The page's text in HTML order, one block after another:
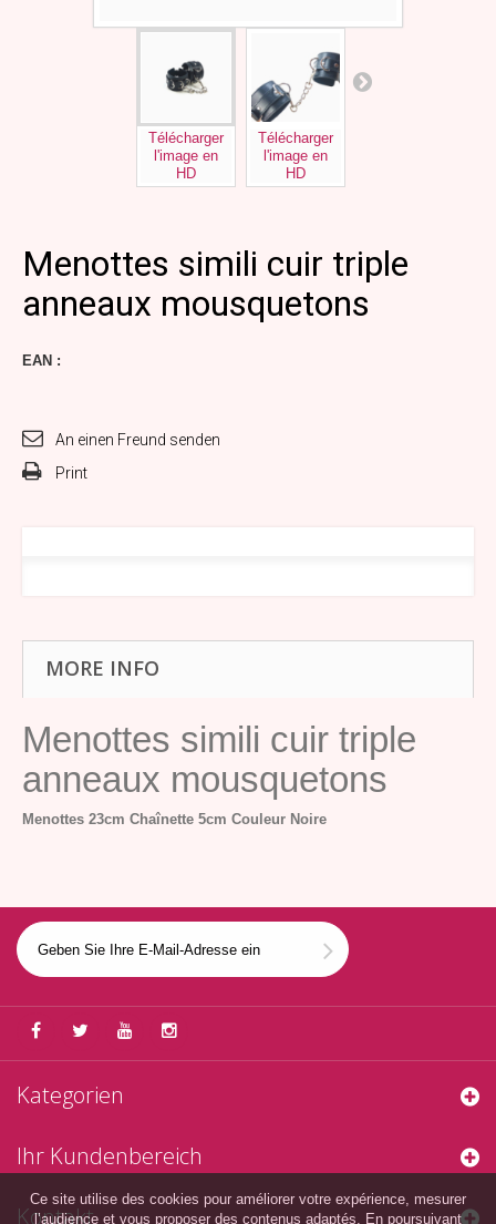
Télécharger
l'image en
HD
Télécharger
l'image en
HD
Menottes simili cuir triple
anneaux mousquetons
EAN :
An einen Freund senden
Print
MORE INFO
Menottes simili cuir triple
anneaux mousquetons
Menottes 23cm Chaînette 5cm Couleur Noire
Kategorien
Ihr Kundenbereich
Kontakt
Ce site utilise des cookies pour améliorer votre expérience, mesurer
l’audience et vous proposer des contenus adaptés. En poursuivant